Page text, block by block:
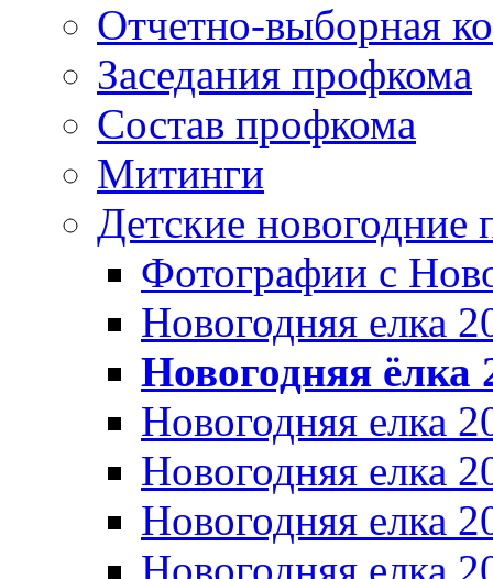
Отчетно-выборная
Заседания профкома
Состав профкома
Митинги
Детские новогодние
Фотографии с
Новогодняя елка
Новогодняя ёлка
Новогодняя елка
Новогодняя елка
Новогодняя елка